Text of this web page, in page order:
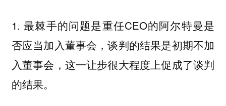
1. 最棘手的问题是重任CEO的阿尔特曼是
否应当加入董事会，谈判的结果是初期不加
入董事会，这一让步很大程度上促成了谈判
的结果。